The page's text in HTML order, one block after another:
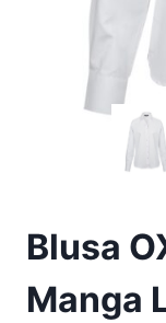
Blusa
Manga